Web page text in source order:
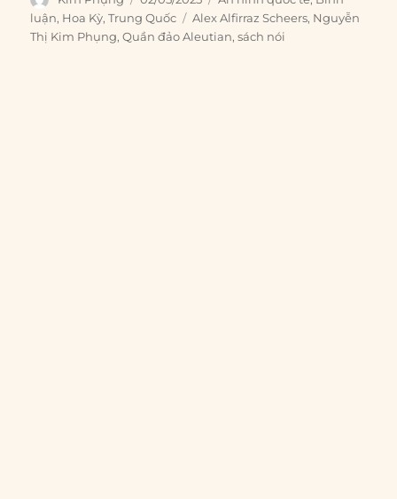
on
luận, Hoa Kỳ,Trung Quốc Tags
Alex Alfirraz Scheers, Nguyễn
Thị Kim Phụng,Quần đảo Aleutian,sách nói